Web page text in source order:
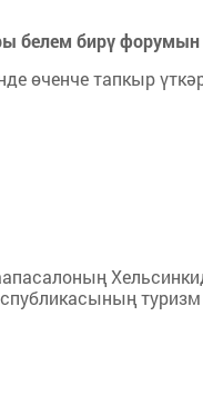
белем бирү
өченче тапкыр